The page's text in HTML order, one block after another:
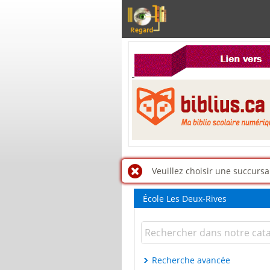
Veuillez choisir une
École Les Deux-Rives
Recherche avancée